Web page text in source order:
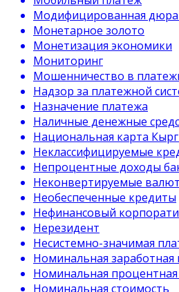
Модифицированная
Монетарное золото
Монетизация экономики
Мониторинг
Мошенничество в
Надзор за платежной
Назначение платежа
Наличные денежные
Национальная карта
Неклассифицируемые
Непроцентные доходы
Неконвертируемые
Необеспеченные кредиты
Нефинансовый
Нерезидент
Несистемно-значимая
Номинальная заработная
Номинальная процентная
Номинальная стоимость